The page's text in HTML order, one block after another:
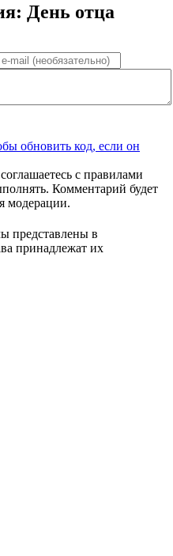
День отца
с правилами
Комментарий будет
модерации.
представлены в
принадлежат их